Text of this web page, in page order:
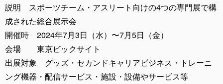
説明 スポーツチーム・アスリート向けの4つの専門展で構
成された総合展示会
開催時 2024年7月3日（水）〜7月5日（金）
会場 東京ビックサイト
出展対象 グッズ・セカンドキャリアビジネス・トレーニ
ング機器・配信サービス・施設・設備やサービス等